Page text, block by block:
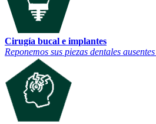
Cirugía bucal e implantes
Reponemos sus piezas dentales